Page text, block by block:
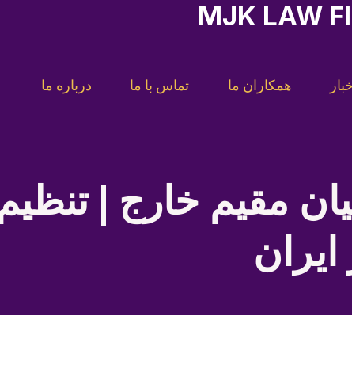
MJK LAW
همکاران ما تماس با ما درباره ما
مقیم خارج |
ایران